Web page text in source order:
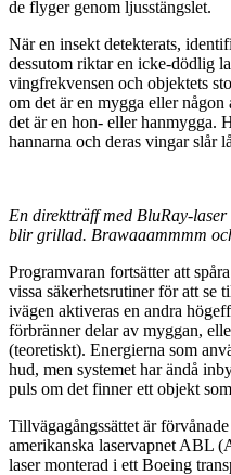
de flyger genom ljusstängslet.
När en insekt detekterats,
dessutom riktar en icke-dödlig
vingfrekvensen och objektets
om det är en mygga eller
det är en hon- eller hanmygga.
hannarna och deras vingar slår
En direktträff med BluRay-
blir grillad. Brawaaammmm
Programvaran fortsätter att
vissa säkerhetsrutiner för att se
ivägen aktiveras en andra
förbränner delar av myggan,
(teoretiskt). Energierna som
hud, men systemet har ändå
puls om det finner ett objekt
Tillvägagångssättet är
amerikanska laservapnet ABL
laser monterad i ett Boeing